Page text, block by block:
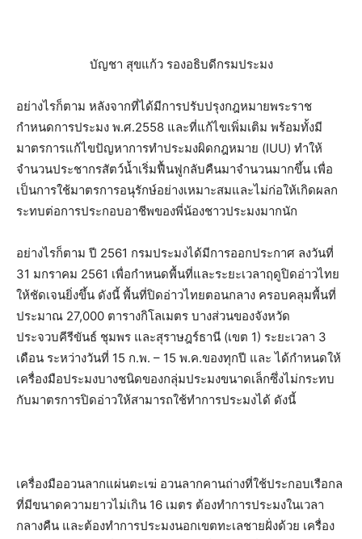
บัญชา สุขแก้ว รองอธิบดีกรมประมง
อย่างไรก็ตาม หลังจากที่ได้มีการปรับปรุงกฎหมายพระราช
กำหนดการประมง พ.ศ.2558 และที่แก้ไขเพิ่มเติม พร้อมทั้งมี
มาตรการแก้ไขปัญหาการทำประมงผิดกฎหมาย (IUU) ทำให้
จำนวนประชากรสัตว์น้ำเริ่มฟื้นฟูกลับคืนมาจำนวนมากขึ้น เพื่อ
เป็นการใช้มาตรการอนุรักษ์อย่างเหมาะสมและไม่ก่อให้เกิดผลก
ระทบต่อการประกอบอาชีพของพี่น้องชาวประมงมากนัก
อย่างไรก็ตาม ปี 2561 กรมประมงได้มีการออกประกาศ ลงวันที่
31 มกราคม 2561 เพื่อกำหนดพื้นที่และระยะเวลาฤดูปิดอ่าวไทย
ให้ชัดเจนยิ่งขึ้น ดังนี้ พื้นที่ปิดอ่าวไทยตอนกลาง ครอบคลุมพื้นที่
ประมาณ 27,000 ตารางกิโลเมตร บางส่วนของจังหวัด
ประจวบคีรีขันธ์ ชุมพร และสุราษฎร์ธานี (เขต 1) ระยะเวลา 3
เดือน ระหว่างวันที่ 15 ก.พ. – 15 พ.ค.ของทุกปี และ ได้กำหนดให้
เครื่องมือประมงบางชนิดของกลุ่มประมงขนาดเล็กซึ่งไม่กระทบ
กับมาตรการปิดอ่าวให้สามารถใช้ทำการประมงได้ ดังนี้
เครื่องมืออวนลากแผ่นตะเฆ่ อวนลากคานถ่างที่ใช้ประกอบเรือกล
ที่มีขนาดความยาวไม่เกิน 16 เมตร ต้องทำการประมงในเวลา
กลางคืน และต้องทำการประมงนอกเขตทะเลชายฝั่งด้วย เครื่อง